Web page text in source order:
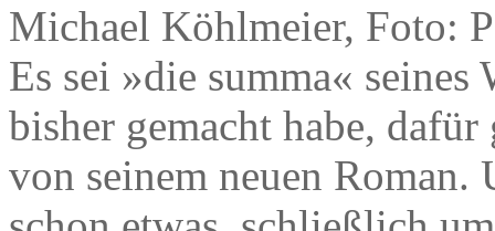
Michael Köhlmeier, Foto:
Es sei »die summa« seines
bisher gemacht habe,
von seinem neuen